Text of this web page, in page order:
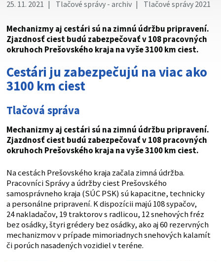
25. 11. 2021 Tlačové správy - archiv Tlačové správy 2021
Mechanizmy aj cestári sú na zimnú údržbu pripravení.
Zjazdnosť ciest budú zabezpečovať v 108 pracovných
okruhoch Prešovského kraja na vyše 3100 km ciest.
Cestári ju zabezpečujú na viac ako
3100 km ciest
Tlačová správa
Mechanizmy aj cestári sú na zimnú údržbu pripravení.
Zjazdnosť ciest budú zabezpečovať v 108 pracovných
okruhoch Prešovského kraja na vyše 3100 km ciest.
Na cestách Prešovského kraja začala zimná údržba.
Pracovníci Správy a údržby ciest Prešovského
samosprávneho kraja (SÚC PSK) sú kapacitne, technicky
a personálne pripravení. K dispozícii majú 108 sypačov,
24 nakladačov, 19 traktorov s radlicou, 12 snehových fréz
bez osádky, štyri grédery bez osádky, ako aj 60 rezervných
mechanizmov v prípade mimoriadnych snehových kalamít
či porúch nasadených vozidiel v teréne.